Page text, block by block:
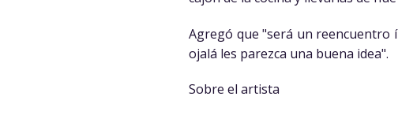
Agregó que "será un reencuentro
ojalá les parezca una buena idea".
Sobre el artista